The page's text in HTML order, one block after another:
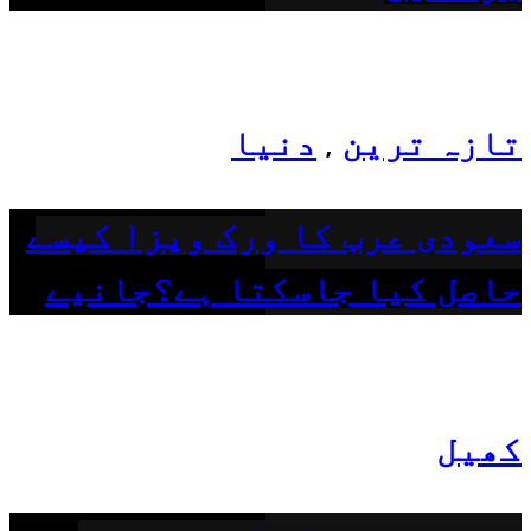
تازہ ترین , دنیا
سعودی عرب کا ورک ویزا کیسے
حاصل کیا جاسکتا ہے؟جانیے
کھیل